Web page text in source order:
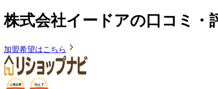
株式会社イードアの口コミ・
加盟希望はこちら